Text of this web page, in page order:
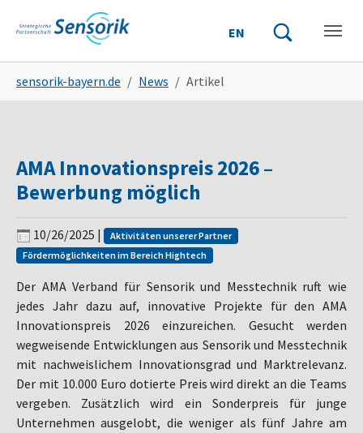
Skip to main content
Skip to page footer
EN
Suchbegriff
sensorik-bayern.de News Artikel
AMA Innovationspreis 2026 –
Bewerbung möglich
10/26/2025 |
Aktivitäten unserer Partner
Fördermöglichkeiten im Bereich Hightech
Der AMA Verband für Sensorik und Messtechnik ruft wie
jedes Jahr dazu auf, innovative Projekte für den AMA
Innovationspreis 2026 einzureichen. Gesucht werden
wegweisende Entwicklungen aus Sensorik und Messtechnik
mit nachweislichem Innovationsgrad und Marktrelevanz.
Der mit 10.000 Euro dotierte Preis wird direkt an die Teams
vergeben. Zusätzlich wird ein Sonderpreis für junge
Unternehmen ausgelobt, die weniger als fünf Jahre am